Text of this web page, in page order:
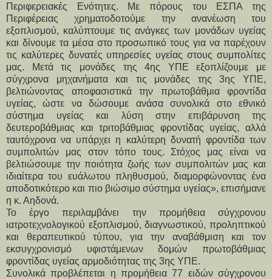
Περιφερειακές Ενότητες. Με πόρους του ΕΣΠΑ της
Περιφέρειας χρηματοδοτούμε την ανανέωση του
εξοπλισμού, καλύπτουμε τις ανάγκες των μονάδων υγείας
και δίνουμε τα μέσα στο προσωπικό τους για να παρέχουν
τις καλύτερες δυνατές υπηρεσίες υγείας στους συμπολίτες
μας. Μετά τις μονάδες της 4ης ΥΠΕ εξοπλίζουμε με
σύγχρονα μηχανήματα και τις μονάδες της 3ης ΥΠΕ,
βελτιώνοντας αποφασιστικά την πρωτοβάθμια φροντίδα
υγείας, ώστε να δώσουμε ανάσα συνολικά στο εθνικό
σύστημα υγείας και λύση στην επιβάρυνση της
δευτεροβάθμιας και τριτοβάθμιας φροντίδας υγείας, αλλά
ταυτόχρονα να υπάρχει η καλύτερη δυνατή φροντίδα των
συμπολιτών μας στον τόπο τους. Στόχος μας είναι να
βελτιώσουμε την ποιότητα ζωής των συμπολιτών μας και
ιδιαίτερα του ευάλωτου πληθυσμού, διαμορφώνοντας ένα
αποδοτικότερο και πιο βιώσιμο σύστημα υγείας», επισήμανε
η κ. Αηδονά.
Το έργο περιλαμβάνει την προμήθεια σύγχρονου
ιατροτεχνολογικού εξοπλισμού, διαγνωστικού, προληπτικού
και θεραπευτικού τύπου, για την αναβάθμιση και τον
εκσυγχρονισμό υφιστάμενων δομών πρωτοβάθμιας
φροντίδας υγείας αρμοδιότητας της 3ης ΥΠΕ.
Συνολικά προβλέπεται η προμήθεια 77 ειδών σύγχρονου